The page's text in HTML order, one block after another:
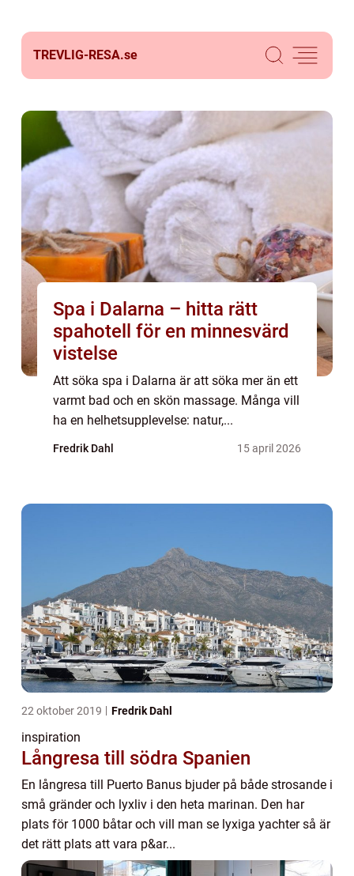
TREVLIG-RESA.se
Spa i Dalarna – hitta rätt
spahotell för en minnesvärd
vistelse
Att söka spa i Dalarna är att söka mer än ett
varmt bad och en skön massage. Många vill
ha en helhetsupplevelse: natur,...
Fredrik Dahl 15 april 2026
22 oktober 2019 Fredrik Dahl
inspiration
Långresa till södra Spanien
En långresa till Puerto Banus bjuder på både strosande i
små gränder och lyxliv i den heta marinan. Den har
plats för 1000 båtar och vill man se lyxiga yachter så är
det rätt plats att vara p&ar...